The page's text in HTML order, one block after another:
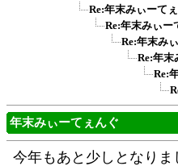
Re:年末みぃーて
Re:年末みぃー
Re:年末み
Re:年末
Re:
年末みぃーてぇんぐ
今年もあと少しとなりま